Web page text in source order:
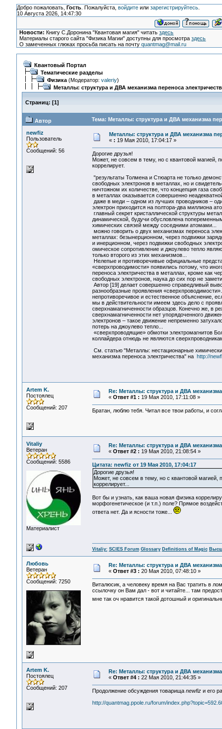
Добро пожаловать, Гость. Пожалуйста, войдитеили зарегистрируйтесь.
10 Августа 2026, 14:47:30
Новости: Книгу С.Доронина "Квантовая магия" читатьздесь
Материалы старого сайта "Физика Магии" доступны для просмотраздесь
О замеченных глюках просьба писать на почтуquantmag@mail.ru
Квантовый Портал
Тематические разделы
Физика(Модератор: valeriy)
Металлы: структура и ДВА механизма переноса
Страниц: [1]
Автор Тема: Металлы: структура и ДВА механизма
newfiz
Пользователь
Сообщений: 56
Металлы: структура и ДВА механизма
« : 19 Мая 2010, 17:04:17 »
Дорогие друзья!
Может, не совсем в тему, но с квантовой магией,
коррелирует.
"результаты Толмена и Стюарта не только
свободных электронов в металлах, но и
ничтожном их количестве, что концепция газа
в металлах оказывается совершенно
даже в меди – одном из лучших проводников –
электрон приходится на полтора-два миллиона
главный секрет кристаллической структуры
динамической, будучи обусловлена
химических связей между соседними атомами...
можно говорить о двух механизмах переноса
металлах: безынерционном, через подвижки
и инерционном, через подвижки свободных
омическое сопротивление и джоулево тепло
только второго из этих механизмов...
Нелепые и противоречивые официальные
«сверхпроводимости» появились потому, что
переноса электричества в металлах, кроме как
свободных электронов, наука до сих пор не
Автор [19] делает совершенно справедливый
разнообразные проявления
непротиворечивое и естественное объяснение,
мы в действительности имеем здесь дело с
сверхнамагниченности образцов. Конечно же, в
сверхнамагниченности нет упорядоченного
электронов – такое движение непременно
потерь на джоулево тепло...
«сверхпроводящие» обмотки электромагнитов
коллайдера отнюдь не являются
См. статью "Металлы: нестационарные
механизма переноса электричества" на http://
Artem K.
Постоялец
Сообщений: 207
Re: Металлы: структура и ДВА
« Ответ #1 : 19 Мая 2010, 17:11:08 »
Братан, люблю тебя. Читал все твои работы, и
Vitaliy
Ветеран
Сообщений: 5586
Материалист
Re: Металлы: структура и ДВА
« Ответ #2 : 19 Мая 2010, 21:08:54 »
Цитата: newfiz от 19 Мая 2010, 17:04:17
Дорогие друзья!
Может, не совсем в тему, но с квантовой магией,
коррелирует...
Вот бы и узнать, как ваша новая физика
морфогенетическое (и т.п.) поле? Прямое
ответа нет. Да и ясности тоже...
Vitaliy: SCIES Forum Glossary Definitions of Magic
Любовь
Ветеран
Сообщений: 7250
Re: Металлы: структура и ДВА
« Ответ #3 : 20 Мая 2010, 07:48:10 »
Виталюсик, а человеку время на Вас тратить в
ссылочку он Вам дал - вот и читайте... там
мне так оч нравится такой дотошный и
Artem K.
Постоялец
Сообщений: 207
Re: Металлы: структура и ДВА
« Ответ #4 : 22 Мая 2010, 21:44:35 »
Продолжение обсуждения товарища newfizи его
http://quantmag.ppole.ru/forum/